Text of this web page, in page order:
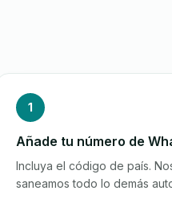
1
Añade tu número de
Incluya el código de país.
saneamos todo lo demás